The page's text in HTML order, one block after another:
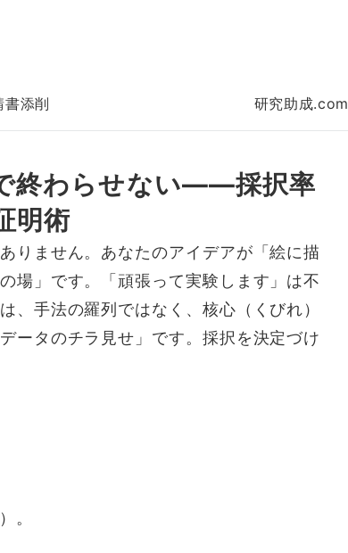
書添削 研究助成.com
終わらせない――採択率
明術
りません。あなたのアイデアが「絵に描
場」です。「頑張って実験します」は不
、手法の羅列ではなく、核心（くびれ）
ータのチラ見せ」です。採択を決定づけ
。